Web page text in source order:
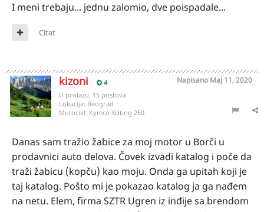
I meni trebaju... jednu zalomio, dve poispadale...
Citat
kizoni 4 Napisano Maj 11, 2020
U prolazu, 15 postova
Lokacija: Beograd
Motocikl: Kymco Xciting 250
Danas sam tražio žabice za moj motor u Borči u
prodavnici auto delova. Čovek izvadi katalog i poče da
traži žabicu (kopču) kao moju. Onda ga upitah koji je
taj katalog. Pošto mi je pokazao katalog ja ga nađem
na netu. Elem, firma SZTR Ugren iz inđije sa brendom